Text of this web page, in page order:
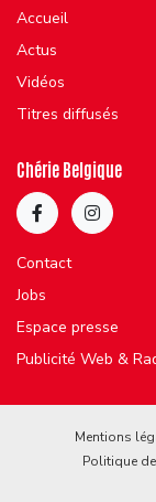
Accueil
Actus
Vidéos
Titres diffusés
Chérie Belgique
Contact
Jobs
Espace presse
Publicité Web &
Mentions
Politique